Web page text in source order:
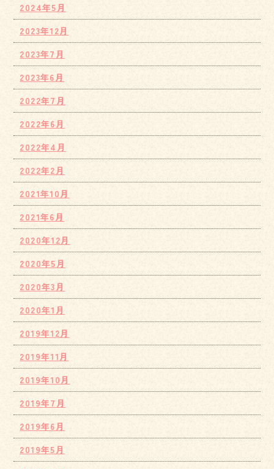
2024年5月
2023年12月
2023年7月
2023年6月
2022年7月
2022年6月
2022年4月
2022年2月
2021年10月
2021年6月
2020年12月
2020年5月
2020年3月
2020年1月
2019年12月
2019年11月
2019年10月
2019年7月
2019年6月
2019年5月